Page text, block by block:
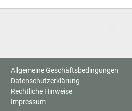
Allgemeine Geschäftsbedingungen
Datenschutzerklärung
Rechtliche Hinweise
Impressum